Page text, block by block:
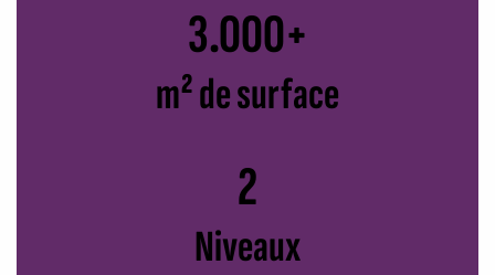
3.000+
m² de surface
2
Niveaux